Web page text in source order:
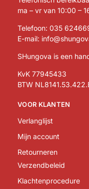
ma – vr van 10:00 –
Telefoon: 035
E-mail:
SHungova is een
KvK 77945433
BTW
VOOR KLANTEN
Verlanglijst
Mijn account
Retourneren
Verzendbeleid
Klachtenprocedure